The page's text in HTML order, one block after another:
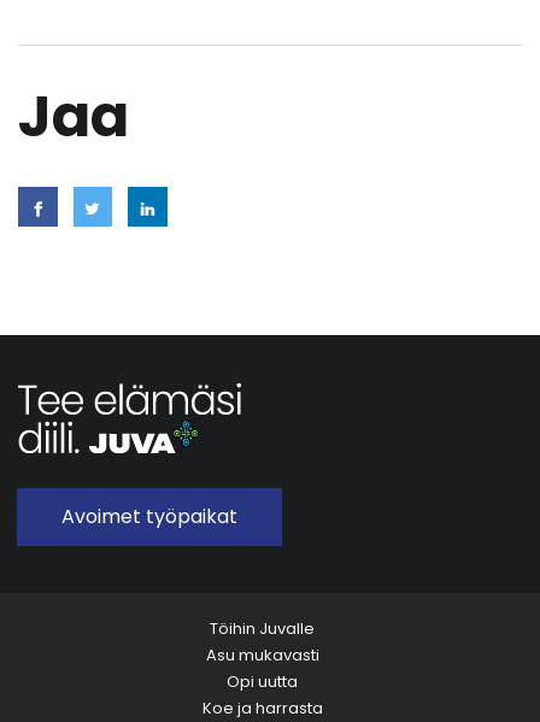
Jaa
Avoimet työpaikat
Töihin Juvalle
Asu mukavasti
Opi uutta
Koe ja harrasta